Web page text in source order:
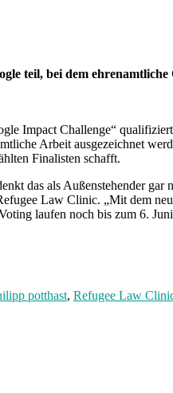
teil, bei dem
Impact Challenge“
Arbeit ausgezeichnet
Finalisten schafft.
das als Außenstehender
Law Clinic. „Mit dem
laufen noch bis zum 6.
potthast, Refugee Law